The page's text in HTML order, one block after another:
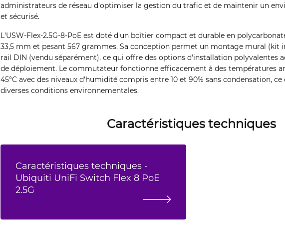
administrateurs de réseau d'optimiser la gestion du trafic et de maintenir un
et sécurisé.
L'USW-Flex-2.5G-8-PoE est doté d'un boîtier compact et durable en
33,5 mm et pesant 567 grammes. Sa conception permet un montage mural (kit
rail DIN (vendu séparément), ce qui offre des options d'installation polyvalentes
de déploiement. Le commutateur fonctionne efficacement à des températures
45°C avec des niveaux d'humidité compris entre 10 et 90% sans condensation,
diverses conditions environnementales.
Caractéristiques techniques
Caractéristiques techniques -
Ubiquiti UniFi Switch Flex 8 PoE
2.5G